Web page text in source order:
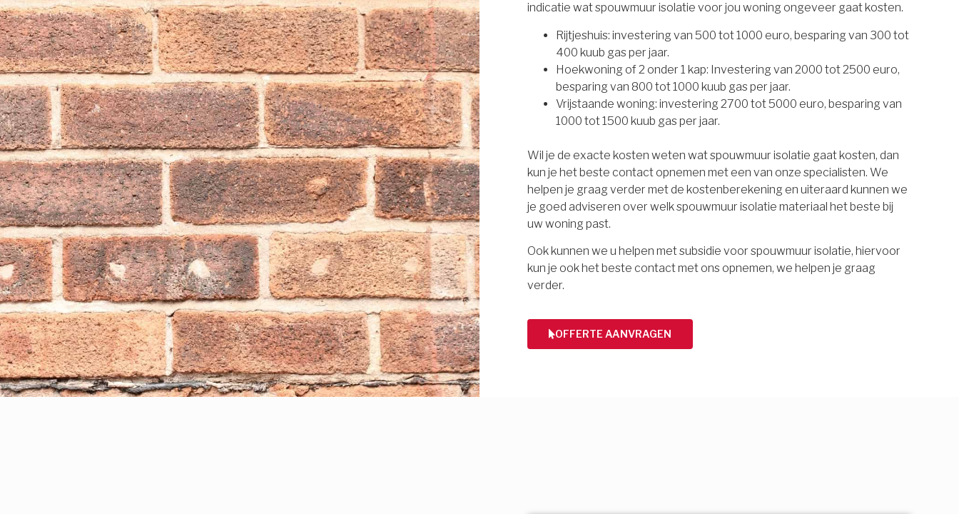
indicatie wat spouwmuur isolatie voor jou woning ongeveer gaat kosten.
Rijtjeshuis: investering van 500 tot 1000 euro, besparing van 300 tot
400 kuub gas per jaar.
Hoekwoning of 2 onder 1 kap: Investering van 2000 tot 2500 euro,
besparing van 800 tot 1000 kuub gas per jaar.
Vrijstaande woning: investering 2700 tot 5000 euro, besparing van
1000 tot 1500 kuub gas per jaar.
Wil je de exacte kosten weten wat spouwmuur isolatie gaat kosten, dan
kun je het beste contact opnemen met een van onze specialisten. We
helpen je graag verder met de kostenberekening en uiteraard kunnen we
je goed adviseren over welk spouwmuur isolatie materiaal het beste bij
uw woning past.
Ook kunnen we u helpen met subsidie voor spouwmuur isolatie, hiervoor
kun je ook het beste contact met ons opnemen, we helpen je graag
verder.
OFFERTE AANVRAGEN